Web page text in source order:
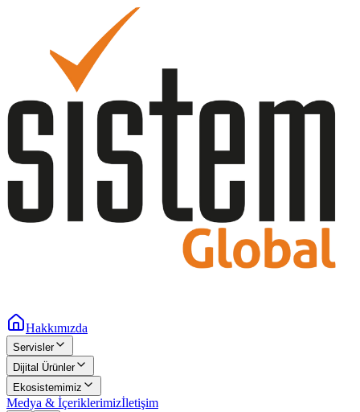
Hakkımızda
Servisler
Dijital Ürünler
Ekosistemimiz
Medya & İçeriklerimizİletişim